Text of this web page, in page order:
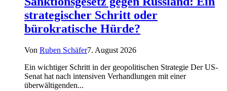
strategischer Schritt oder
bürokratische Hürde?
Von Ruben Schäfer7. August 2026
Ein wichtiger Schritt in der geopolitischen Strategie Der US-
Senat hat nach intensiven Verhandlungen mit einer
überwältigenden...